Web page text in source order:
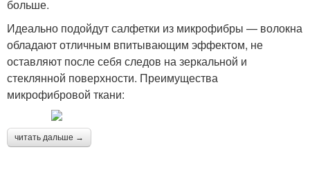
больше.
Идеально подойдут салфетки из микрофибры — волокна
обладают отличным впитывающим эффектом, не
оставляют после себя следов на зеркальной и
стеклянной поверхности. Преимущества
микрофибровой ткани:
читать дальше →